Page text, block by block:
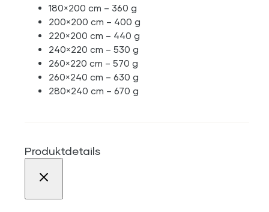
180×200 cm – 360 g
200×200 cm – 400 g
220×200 cm – 440 g
240×220 cm – 530 g
260×220 cm – 570 g
260×240 cm – 630 g
280×240 cm – 670 g
Produktdetails